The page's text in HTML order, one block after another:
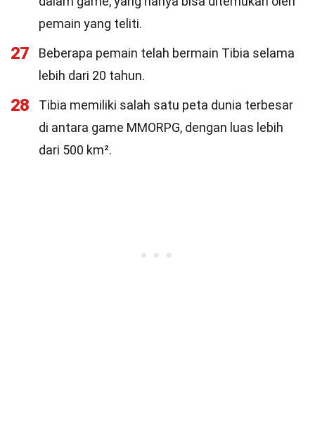
pemain yang teliti.
27
Beberapa pemain telah bermain Tibia selama
lebih dari 20 tahun.
28
Tibia memiliki salah satu peta dunia terbesar
di antara game MMORPG, dengan luas lebih
dari 500 km².